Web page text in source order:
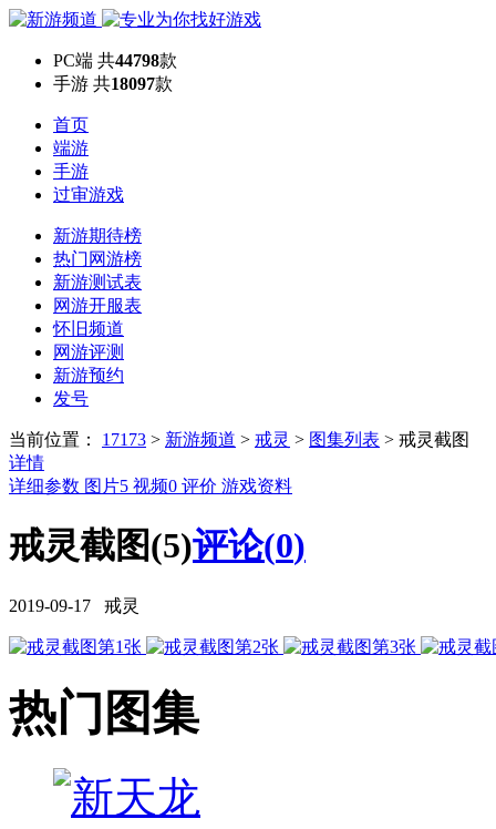
PC端 共44798款
手游 共18097款
首页
端游
手游
过审游戏
新游期待榜
热门网游榜
新游测试表
网游开服表
怀旧频道
网游评测
新游预约
发号
当前位置： 17173 > 新游频道 > 戒灵 > 图集列表 > 戒灵截图
详情
详细参数 图片5 视频0 评价 游戏资料
戒灵截图(5)评论(0)
2019-09-17 戒灵
热门图集